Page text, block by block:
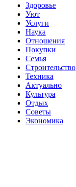
Здоровье
Уют
Услуги
Наука
Отношения
Покупки
Семья
Строительство
Техника
Актуально
Культура
Отдых
Советы
Экономика